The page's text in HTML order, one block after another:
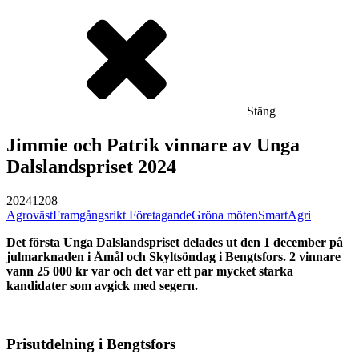
Stäng
Jimmie och Patrik vinnare av Unga
Dalslandspriset 2024
20241208
AgrovästFramgångsrikt FöretagandeGröna mötenSmartAgri
Det första Unga Dalslandspriset delades ut den 1 december på
julmarknaden i Åmål och Skyltsöndag i Bengtsfors. 2 vinnare
vann 25 000 kr var och det var ett par mycket starka
kandidater som avgick med segern.
Prisutdelning i Bengtsfors